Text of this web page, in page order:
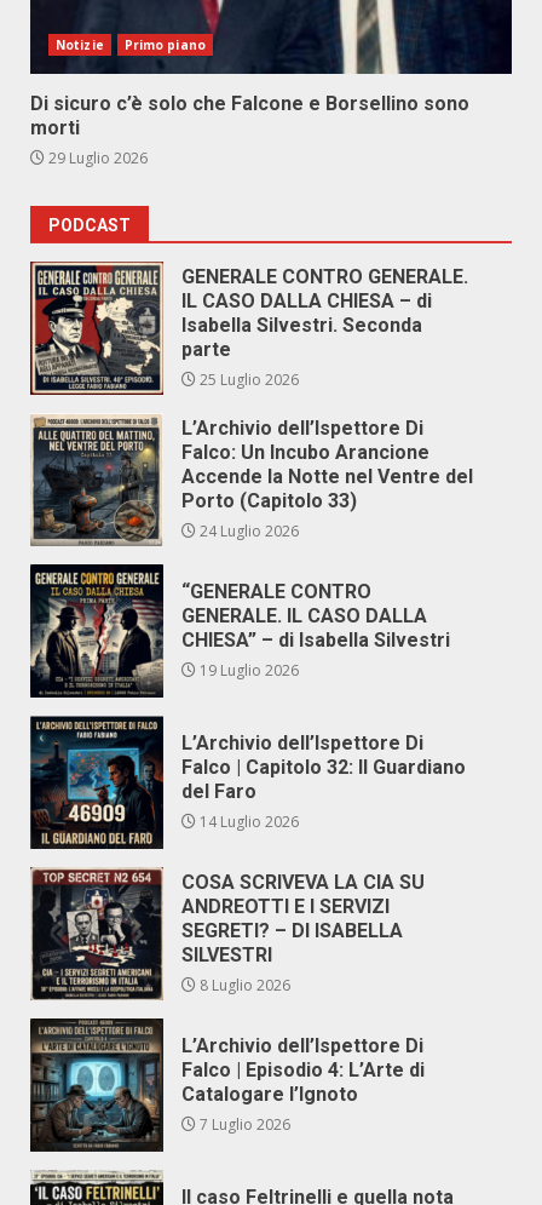
Notizie Primo piano
Di sicuro c’è solo che Falcone e Borsellino sono
morti
29 Luglio 2026
PODCAST
GENERALE CONTRO GENERALE.
IL CASO DALLA CHIESA – di
Isabella Silvestri. Seconda
parte
25 Luglio 2026
L’Archivio dell’Ispettore Di
Falco: Un Incubo Arancione
Accende la Notte nel Ventre del
Porto (Capitolo 33)
24 Luglio 2026
“GENERALE CONTRO
GENERALE. IL CASO DALLA
CHIESA” – di Isabella Silvestri
19 Luglio 2026
L’Archivio dell’Ispettore Di
Falco | Capitolo 32: Il Guardiano
del Faro
14 Luglio 2026
COSA SCRIVEVA LA CIA SU
ANDREOTTI E I SERVIZI
SEGRETI? – DI ISABELLA
SILVESTRI
8 Luglio 2026
L’Archivio dell’Ispettore Di
Falco | Episodio 4: L’Arte di
Catalogare l’Ignoto
7 Luglio 2026
Il caso Feltrinelli e quella nota